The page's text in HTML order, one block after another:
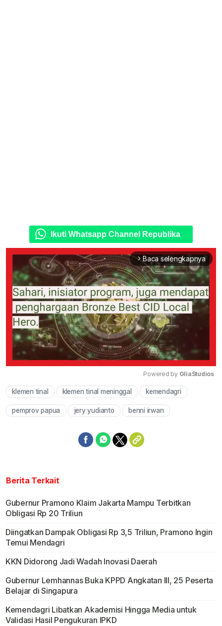
Ikuti Whatsapp Channel Republika
arrow_forward_ios Baca selengkapnya
Mute
Powered by GliaStudios
klemen tinal klemen tinal meninggal kemendagri
pemprov papua jery yudianto benni irwan
Berita Terkait
Gubernur Pramono Klaim Jakarta Mampu Terbitkan
Obligasi Rp 20 Triliun
Diingatkan Dampak Obligasi Rp 3,5 Triliun, Pramono Ingin
Temui Mendagri
KKN Didorong Jadi Wadah Inovasi Daerah
Gubernur Lemhannas Buka KPPD Angkatan III, 25 Peserta
Belajar di Singapura
Kemendagri Libatkan Akademisi Hingga Media untuk
Validasi Hasil Pengukuran IPKD